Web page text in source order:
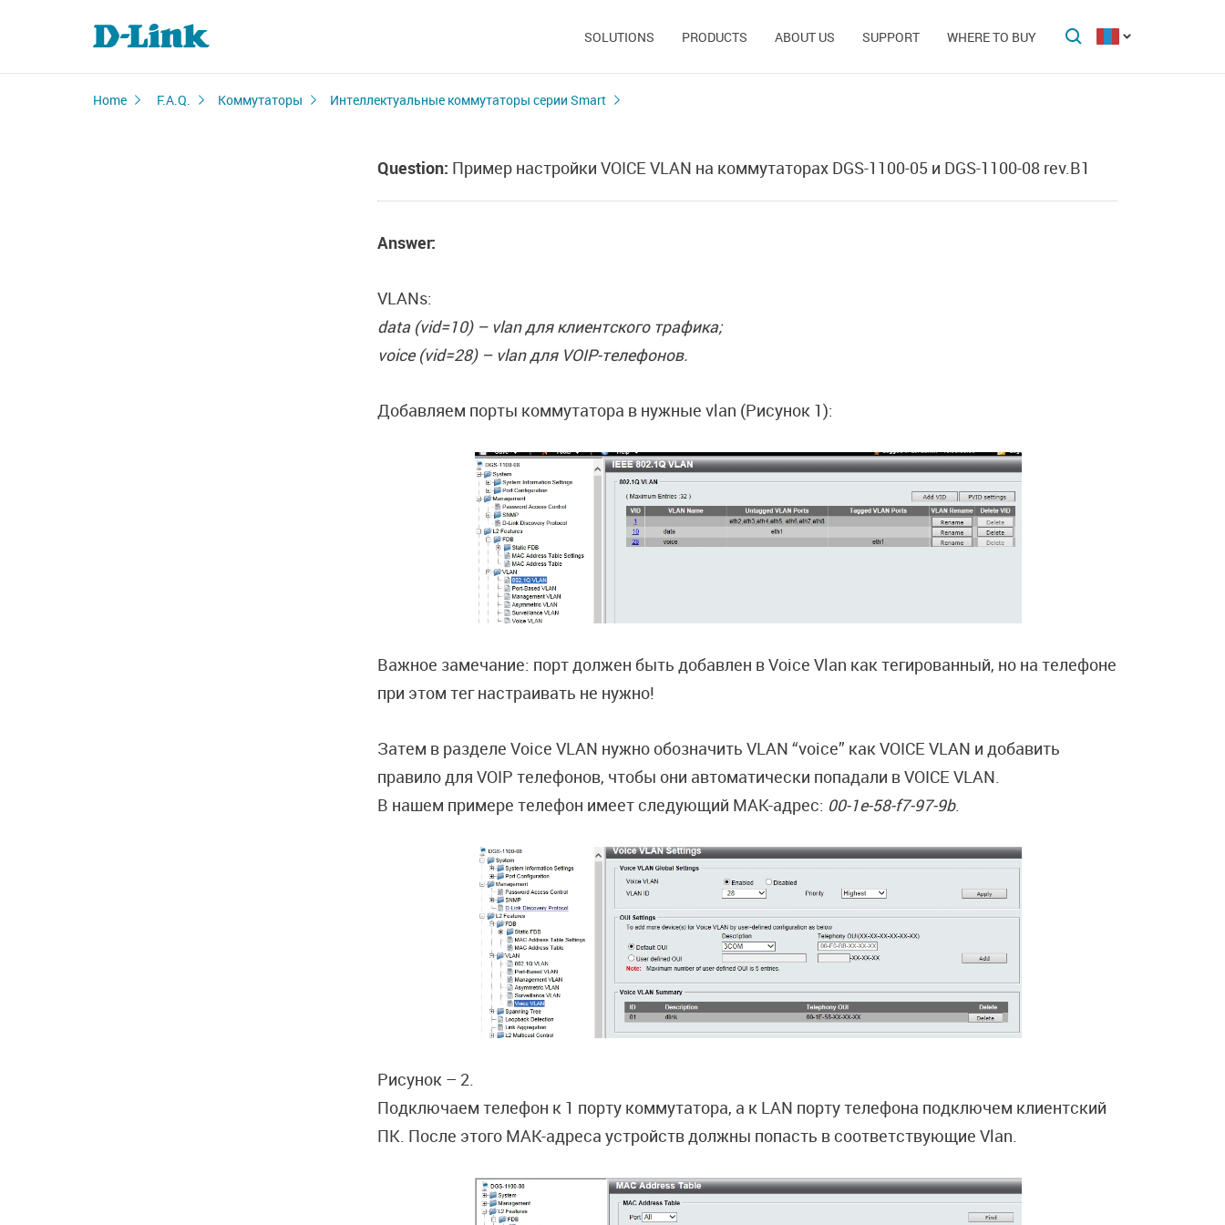
SOLUTIONS PRODUCTS ABOUT US SUPPORT WHERE TO BUY
Home F.A.Q. Коммутаторы Интеллектуальные коммутаторы серии Smart
Question: Пример настройки VOICE VLAN на коммутаторах DGS-1100-05 и DGS-1100-08 rev.B1
Answer:
VLANs:
data (vid=10) – vlan для клиентского трафика;
voice (vid=28) – vlan для VOIP-телефонов.
Добавляем порты коммутатора в нужные vlan (Рисунок 1):
Важное замечание: порт должен быть добавлен в Voice Vlan как тегированный, но на телефоне
при этом тег настраивать не нужно!
Затем в разделе Voice VLAN нужно обозначить VLAN “voice” как VOICE VLAN и добавить
правило для VOIP телефонов, чтобы они автоматически попадали в VOICE VLAN.
В нашем примере телефон имеет следующий MAK-адрес: 00-1e-58-f7-97-9b.
Рисунок – 2.
Подключаем телефон к 1 порту коммутатора, а к LAN порту телефона подключем клиентский
ПК. После этого МАК-адреса устройств должны попасть в соответствующие Vlan.